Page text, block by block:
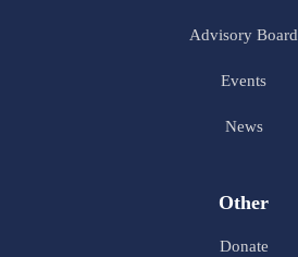
Advisory Board
Events
News
Other
Donate